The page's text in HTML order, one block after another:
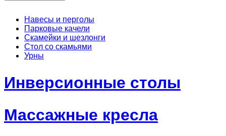
Навесы и перголы
Парковые качели
Скамейки и шезлонги
Стол со скамьями
Урны
Инверсионные столы
Массажные кресла